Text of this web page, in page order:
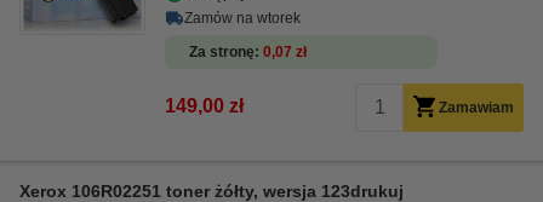
Zamów na wtorek
Za stronę 0,07 zł
149,00 zł Zamawiam
Xerox 106R02251 toner żółty, wersja 123drukuj